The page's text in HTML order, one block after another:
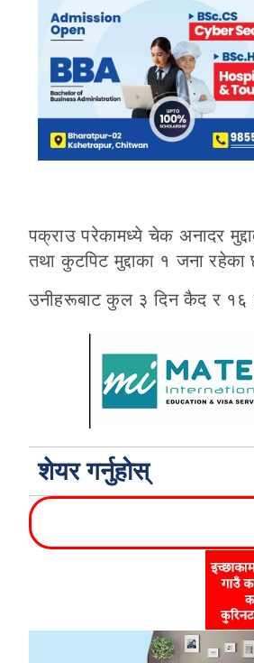
पक्राउ परेकामध्ये चेक अनादर
तथा कुटपिट मुद्दाका १ जना रहेका
उनीहरूबाट कुल ३ दिन कैद र १६
शेयर गर्नुहोस्